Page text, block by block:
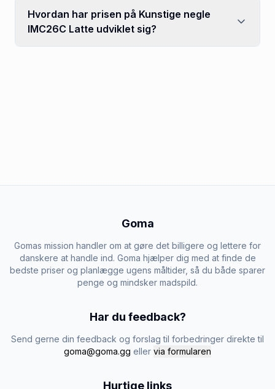
Hvordan har prisen på Kunstige negle
IMC26C Latte udviklet sig?
Goma
Gomas mission handler om at gøre det billigere og lettere for
danskere at handle ind. Goma hjælper dig med at finde de
bedste priser og planlægge ugens måltider, så du både sparer
penge og mindsker madspild.
Har du feedback?
Send gerne din feedback og forslag til forbedringer direkte til
goma@goma.gg eller via formularen
Hurtige links